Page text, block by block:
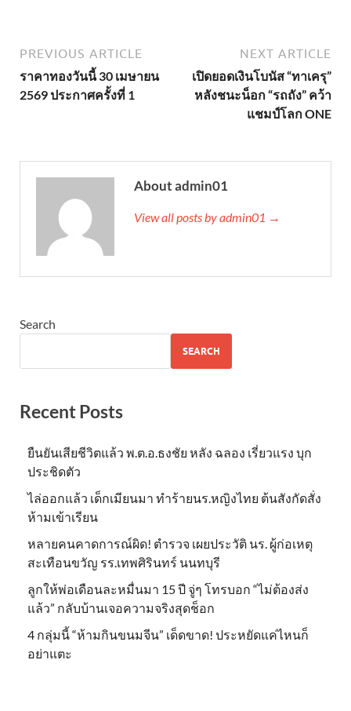
PREVIOUS ARTICLE
ราคาทองวันนี้ 30 เมษายน
2569 ประกาศครั้งที่ 1
NEXT ARTICLE
เปิดยอดเงินโบนัส “ทาเครุ”
หลังชนะน็อก “รถถัง” คว้า
แชมป์โลก ONE
About admin01
View all posts by admin01 →
Search
SEARCH
Recent Posts
ยืนยันเสียชีวิตแล้ว พ.ต.อ.ธงชัย หลัง ฉลอง เรี่ยวแรง บุก
ประชิดตัว
ไล่ออกแล้ว เด็กเมียนมา ทำร้ายนร.หญิงไทย ต้นสังกัดสั่ง
ห้ามเข้าเรียน
หลายคนคาดการณ์ผิด! ตำรวจ เผยประวัติ นร. ผู้ก่อเหตุ
สะเทือนขวัญ รร.เทพศิรินทร์ นนทบุรี
ลูกให้พ่อเดือนละหมื่นมา 15 ปี จู่ๆ โทรบอก “ไม่ต้องส่ง
แล้ว” กลับบ้านเจอความจริงสุดช็อก
4 กลุ่มนี้ “ห้ามกินขนมจีน” เด็ดขาด! ประหยัดแค่ไหนก็
อย่าแตะ